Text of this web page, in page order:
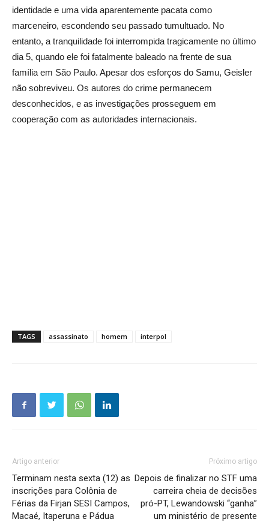
identidade e uma vida aparentemente pacata como
marceneiro, escondendo seu passado tumultuado. No
entanto, a tranquilidade foi interrompida tragicamente no último
dia 5, quando ele foi fatalmente baleado na frente de sua
família em São Paulo. Apesar dos esforços do Samu, Geisler
não sobreviveu. Os autores do crime permanecem
desconhecidos, e as investigações prosseguem em
cooperação com as autoridades internacionais.
TAGS assassinato homem interpol
Artigo anterior
Terminam nesta sexta (12) as
inscrições para Colônia de
Férias da Firjan SESI Campos,
Macaé, Itaperuna e Pádua
Próximo artigo
Depois de finalizar no STF uma
carreira cheia de decisões
pró-PT, Lewandowski “ganha”
um ministério de presente